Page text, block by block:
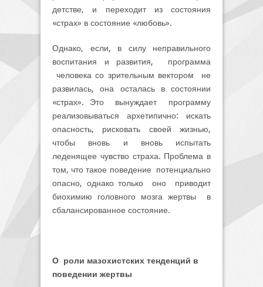
детстве, и переходит из состояния
«страх» в состояние «любовь».
Однако, если, в силу неправильного
воспитания и развития, программа
человека со зрительным вектором не
развилась, она осталась в состоянии
«страх». Это вынуждает программу
реализовываться архетипично: искать
опасность, рисковать своей жизнью,
чтобы вновь и вновь испытать
леденящее чувство страха. Проблема в
том, что такое поведение потенциально
опасно, однако только оно приводит
биохимию головного мозга жертвы в
сбалансированное состояние.
О роли мазохистских тенденций в
поведении жертвы